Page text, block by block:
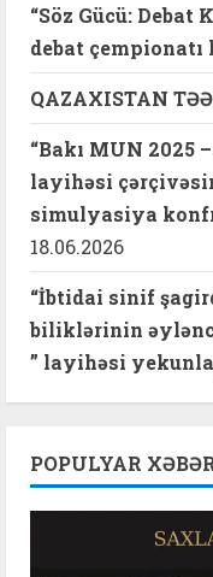
“Söz Gücü:
debat
QAZAXISTAN
“Bakı MUN 2025
layihəsi
simulyasiya
18.06.2026
“İbtidai sinif
biliklərinin
” layihəsi
POPULYAR